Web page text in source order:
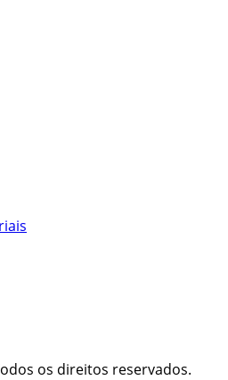
os direitos reservados.